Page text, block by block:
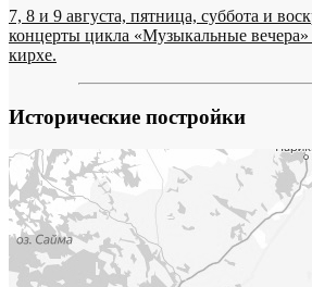
7, 8 и 9 августа, пятница, суббота и
концерты цикла «Музыкальные вечера»
кирхе.
Исторические постройки